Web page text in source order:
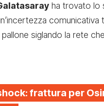
ha trovato lo
comunicativa
siglando la rete
frattura per